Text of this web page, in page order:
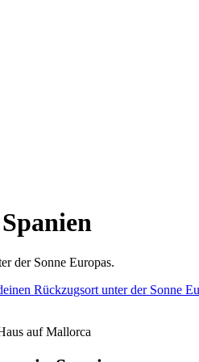
der Sonne Europas.
Rückzugsort unter der Sonne